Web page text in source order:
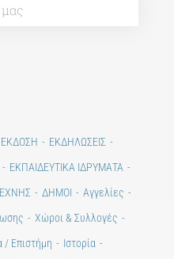
ΕΚΔΗΛΩΣΕΙΣ
ΕΚΠΑΙΔΕΥΤΙΚΑ ΙΔΡΥΜΑΤΑ
ΔΗΜΟΙ
Αγγελίες
Χώροι & Συλλογές
/ Επιστήμη
Ιστορία